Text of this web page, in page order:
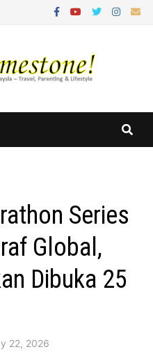
Series
Global,
Dibuka 25
22, 2026